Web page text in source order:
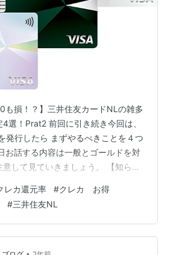
も損！？】三井住友カードNLの雑多
選！Prat2 前回に引き続き今回は、
発行したら まずやるべきことを４つ
お話する内容は一般とゴールドを対
して見ていきましょう。 【知らな
必須設定１：通常タッチ決済、ス
設定２：対象店舗で10%還元キャン
必須設定３：ゴールドNLの100万修
2カ月以内にカード利用で10%還元で
レカ還元率 #クレカ お得
#三井住友NL